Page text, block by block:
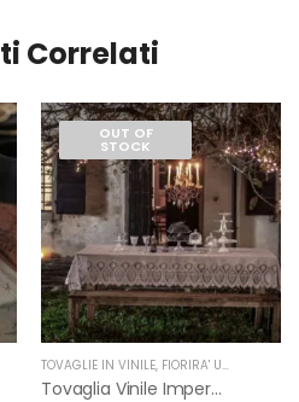
Correlati
OUT OF
STOCK
TOVAGLIE IN VINILE, FIORIRA' UN GIARDINO
Tovaglia Vinile Impermeabile Pizzo Colore Marrone Chiaro Di Fiorirà Un Giardino